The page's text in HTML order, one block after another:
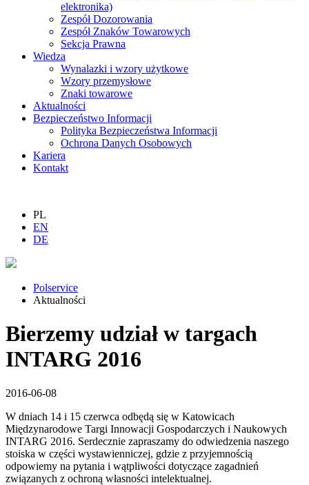
elektronika)
Zespół Dozorowania
Zespół Znaków Towarowych
Sekcja Prawna
Wiedza
Wynalazki i wzory użytkowe
Wzory przemysłowe
Znaki towarowe
Aktualności
Bezpieczeństwo Informacji
Polityka Bezpieczeństwa Informacji
Ochrona Danych Osobowych
Kariera
Kontakt
PL
EN
DE
Polservice
Aktualności
Bierzemy udział w targach
INTARG 2016
2016-06-08
W dniach 14 i 15 czerwca odbędą się w Katowicach
Międzynarodowe Targi Innowacji Gospodarczych i Naukowych
INTARG 2016. Serdecznie zapraszamy do odwiedzenia naszego
stoiska w części wystawienniczej, gdzie z przyjemnością
odpowiemy na pytania i wątpliwości dotyczące zagadnień
związanych z ochroną własności intelektualnej.